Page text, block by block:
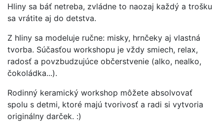
Hliny sa báť netreba, zvládne to naozaj každý a trošku
sa vrátite aj do detstva.
Z hliny sa modeluje ručne: misky, hrnčeky aj vlastná
tvorba. Súčasťou workshopu je vždy smiech, relax,
radosť a povzbudzujúce občerstvenie (alko, nealko,
čokoládka...).
Rodinný keramický workshop môžete absolvovať
spolu s detmi, ktoré majú tvorivosť a radi si vytvoria
originálny darček. :)